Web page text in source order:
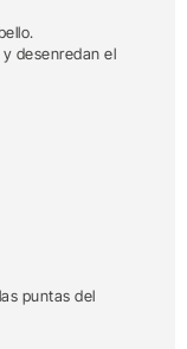
desenredan el
puntas del